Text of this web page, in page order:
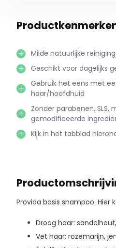
Milde natuurlijke
Geschikt voor dagelijks
Gebruik het eens met
haar/hoofdhuid
Zonder parabenen,
gemodificeerde
Kijk in het tabblad
Provida basis shampoo. Hier
Droog haar:
Vet haar: rozemarijn,